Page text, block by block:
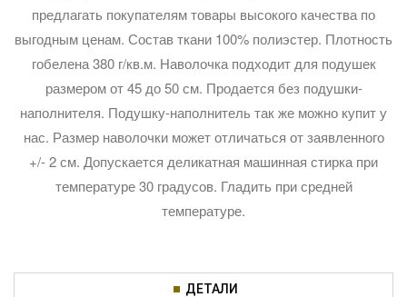
предлагать покупателям товары высокого качества по
выгодным ценам. Состав ткани 100% полиэстер. Плотность
гобелена 380 г/кв.м. Наволочка подходит для подушек
размером от 45 до 50 см. Продается без подушки-
наполнителя. Подушку-наполнитель так же можно купит у
нас. Размер наволочки может отличаться от заявленного
+/- 2 см. Допускается деликатная машинная стирка при
температуре 30 градусов. Гладить при средней
температуре.
ДЕТАЛИ